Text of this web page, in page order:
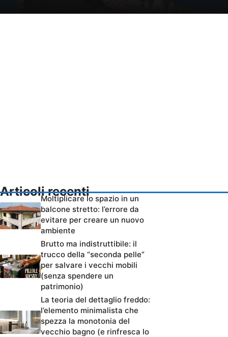
Articoli recenti
Moltiplicare lo spazio in un
balcone stretto: l’errore da
evitare per creare un nuovo
ambiente
Brutto ma indistruttibile: il
trucco della “seconda pelle”
per salvare i vecchi mobili
(senza spendere un
patrimonio)
La teoria del dettaglio freddo:
l’elemento minimalista che
spezza la monotonia del
vecchio bagno (e rinfresca lo